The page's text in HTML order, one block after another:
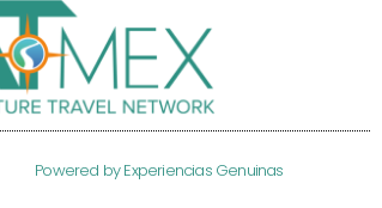
Powered by Experiencias Genuinas